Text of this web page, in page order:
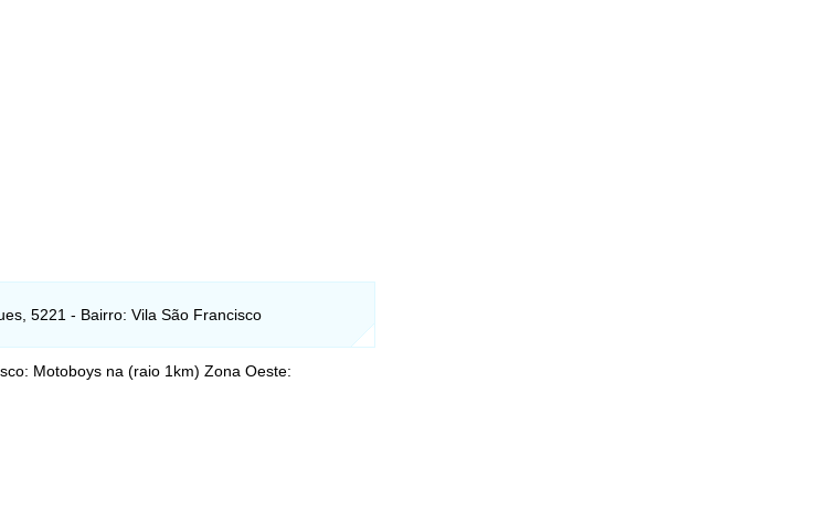
5221 - Bairro: Vila São Francisco
Motoboys na (raio 1km) Zona Oeste: